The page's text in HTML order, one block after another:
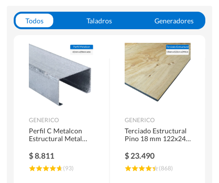
Todos Taladros
Generadores
Herramientas Manuales
Sierras Circulares
GENERICO
Perfil C Metalcon
Estructural Metal
$8.811
(93)
GENERICO
Terciado Estructural
Pino 18 mm 122x244
$ 23.490
(868)